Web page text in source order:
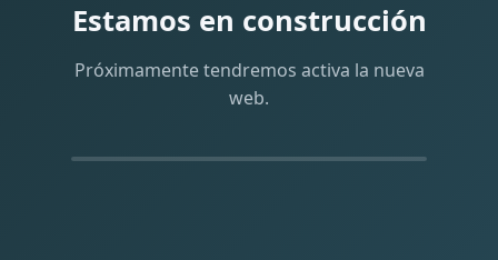
Estamos en construcción
Próximamente tendremos activa la nueva
web.